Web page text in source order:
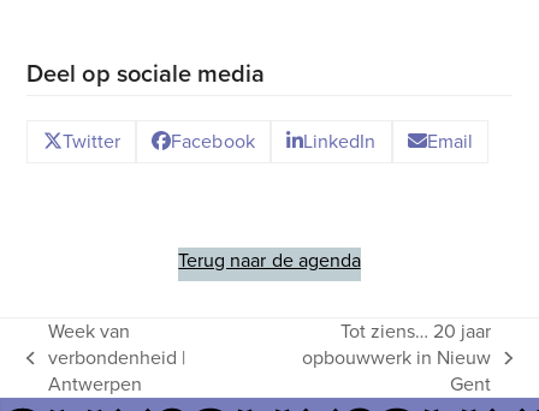
Deel op sociale media
Twitter Facebook LinkedIn Email
Terug naar de agenda
previous
post:
Week van
verbondenheid |
Antwerpen
post:
Tot ziens… 20 jaar
opbouwwerk in Nieuw
Gent